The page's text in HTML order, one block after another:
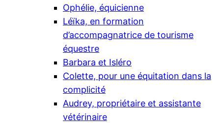
Ophélie, équicienne
Léïka, en formation
d’accompagnatrice de tourisme
équestre
Barbara et Isléro
Colette, pour une équitation dans la
complicité
Audrey, propriétaire et assistante
vétérinaire